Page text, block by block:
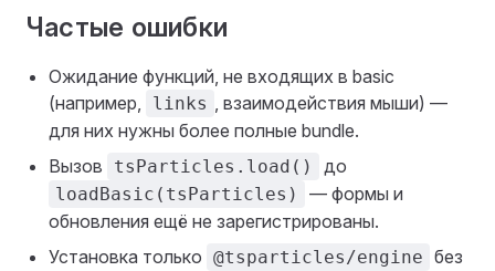
Частые ошибки
Ожидание функций, не входящих в basic
(например,
links
, взаимодействия мыши) —
для них нужны более полные bundle.
Вызов
tsParticles.load() до
loadBasic(tsParticles)
— формы и
обновления ещё не зарегистрированы.
Установка только @tsparticles/engine без